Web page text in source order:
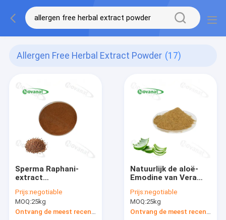
Allergen Free Herbal Extract Powder (17)
Sperma Raphani-
extract
0,8-1,2% Sinapine /
USP / EP / CP
Prijs:negotiable
MOQ:25kg
Natuurlijk de aloë-
Emodine van Vera
Extract Powder 95%
van het Hoge
Zuiverheidsaloë
Prijs:negotiable
MOQ:25kg